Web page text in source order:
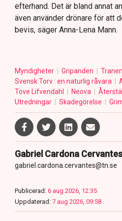
efterhand. Det är bland annat
även använder drönare för att
bevis, säger Anna-Lena Mann.
Myndigheter Gripanden
Svensk Torv : en naturlig råvara
Tove Lifvendahl
Neova
Utredningar
Skadegörelse
Gabriel Cardona Cervantes
gabriel.cardona.cervantes@tn.se
Publicerad: 6 aug 2026, 12:35
Uppdaterad: 7 aug 2026, 09:58